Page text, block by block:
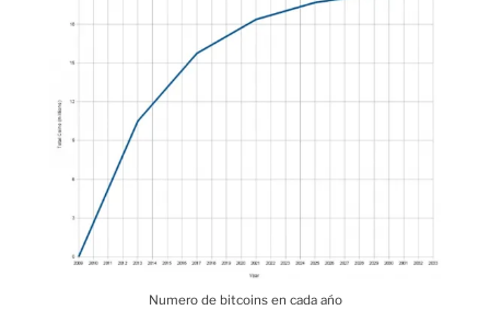
Numero de bitcoins en cada ańo